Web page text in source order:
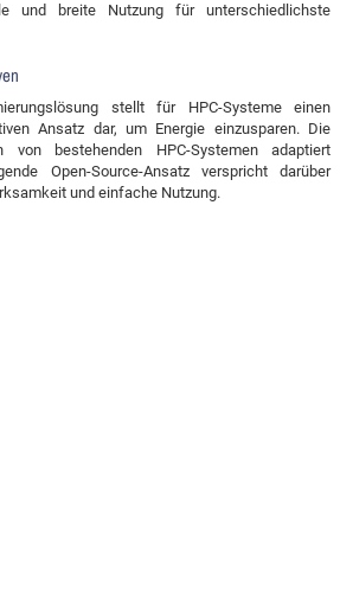
und breite Nutzung für unterschiedlichste
stellt für HPC-Systeme einen
Ansatz dar, um Energie einzusparen. Die
von bestehenden HPC-Systemen adaptiert
Open-Source-Ansatz verspricht darüber
und einfache Nutzung.